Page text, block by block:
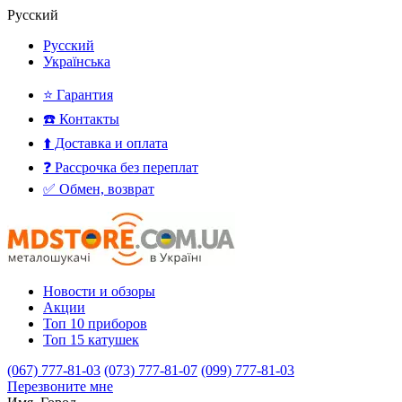
Русский
Русский
Українська
⭐ Гарантия
☎️ Контакты
⬆️ Доставка и оплата
❓ Рассрочка без переплат
✅ Обмен, возврат
Новости и обзоры
Акции
Топ 10 приборов
Топ 15 катушек
(067) 777-81-03 (073) 777-81-07 (099) 777-81-03
Перезвоните мне